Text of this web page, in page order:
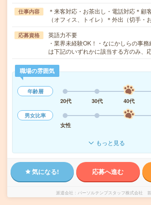
仕事内容
＊来客対応・お茶出し・電話対応＊顧
（オフィス、トイレ）＊外出（切手
応募資格
英語力不要
・業界未経験OK！・なにかしらの事
は下記のいずれかに該当する方のみ、
職場の雰囲気
年齢層
20代
30代 40代
男女比率
女性
もっと見る
気になる! 応募へ進む
派遣会社 パーソルテンプスタッフ株式会社